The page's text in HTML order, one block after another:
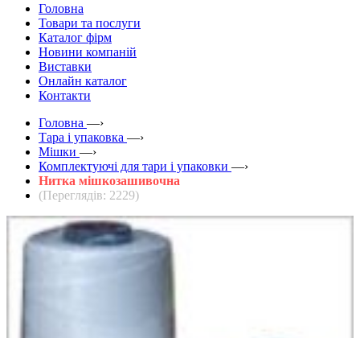
Головна
Товари та послуги
Каталог фірм
Новини компаній
Виставки
Онлайн каталог
Контакти
Головна —›
Тара і упаковка —›
Мішки —›
Комплектуючі для тари і упаковки —›
Нитка мішкозашивочна
(Переглядів: 2229)